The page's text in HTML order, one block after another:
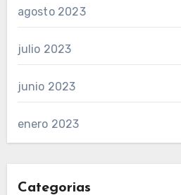
agosto 2023
julio 2023
junio 2023
enero 2023
Categorias